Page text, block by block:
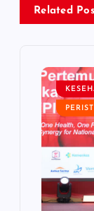
Related